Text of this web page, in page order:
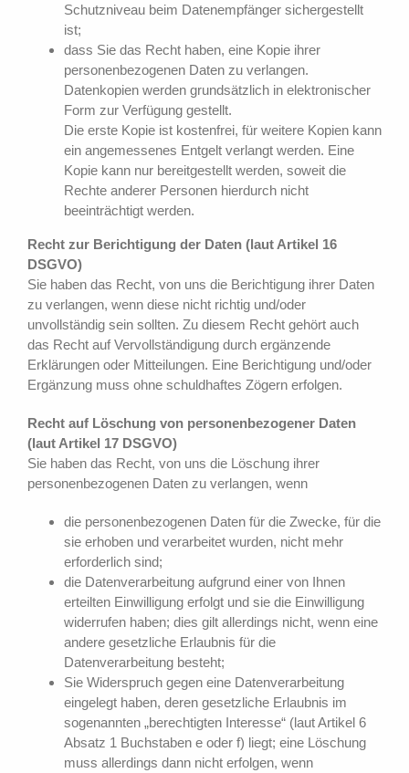
Schutzniveau beim Datenempfänger sichergestellt
ist;
dass Sie das Recht haben, eine Kopie ihrer
personenbezogenen Daten zu verlangen.
Datenkopien werden grundsätzlich in elektronischer
Form zur Verfügung gestellt.
Die erste Kopie ist kostenfrei, für weitere Kopien kann
ein angemessenes Entgelt verlangt werden. Eine
Kopie kann nur bereitgestellt werden, soweit die
Rechte anderer Personen hierdurch nicht
beeinträchtigt werden.
Recht zur Berichtigung der Daten (laut Artikel 16
DSGVO)
Sie haben das Recht, von uns die Berichtigung ihrer Daten
zu verlangen, wenn diese nicht richtig und/oder
unvollständig sein sollten. Zu diesem Recht gehört auch
das Recht auf Vervollständigung durch ergänzende
Erklärungen oder Mitteilungen. Eine Berichtigung und/oder
Ergänzung muss ohne schuldhaftes Zögern erfolgen.
Recht auf Löschung von personenbezogener Daten
(laut Artikel 17 DSGVO)
Sie haben das Recht, von uns die Löschung ihrer
personenbezogenen Daten zu verlangen, wenn
die personenbezogenen Daten für die Zwecke, für die
sie erhoben und verarbeitet wurden, nicht mehr
erforderlich sind;
die Datenverarbeitung aufgrund einer von Ihnen
erteilten Einwilligung erfolgt und sie die Einwilligung
widerrufen haben; dies gilt allerdings nicht, wenn eine
andere gesetzliche Erlaubnis für die
Datenverarbeitung besteht;
Sie Widerspruch gegen eine Datenverarbeitung
eingelegt haben, deren gesetzliche Erlaubnis im
sogenannten „berechtigten Interesse“ (laut Artikel 6
Absatz 1 Buchstaben e oder f) liegt; eine Löschung
muss allerdings dann nicht erfolgen, wenn